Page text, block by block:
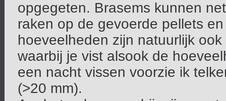
opgegeten. Brasems kunnen
raken op de gevoerde pellets
hoeveelheden zijn natuurlijk
waarbij je vist alsook de
een nacht vissen voorzie ik
(>20 mm).